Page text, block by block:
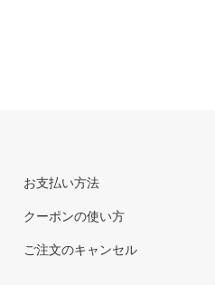
お支払い方法
クーポンの使い方
ご注文のキャンセル